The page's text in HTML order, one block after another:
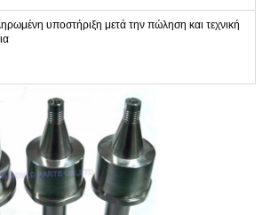
υποστήριξη μετά την πώληση και τεχνική